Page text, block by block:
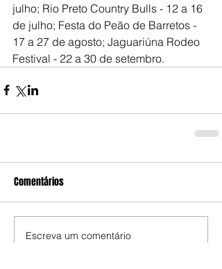
julho; Rio Preto Country Bulls - 12 a 16
de julho; Festa do Peão de Barretos -
17 a 27 de agosto; Jaguariúna Rodeo
Festival - 22 a 30 de setembro.
Comentários
Escreva um comentário